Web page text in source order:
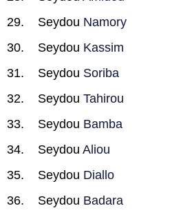
Seydou Namory
Seydou Kassim
Seydou Soriba
Seydou Tahirou
Seydou Bamba
Seydou Aliou
Seydou Diallo
Seydou Badara